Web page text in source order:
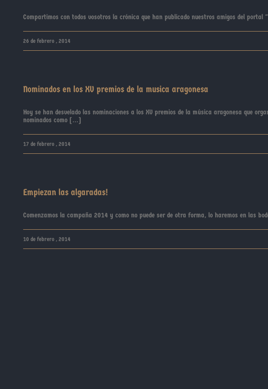
Compartimos con todos vosotros la crónica que han publicado nuestros amigos del
26 de febrero , 2014
Nominados en los XV premios de la musica aragonesa
Hoy se han desvelado las nominaciones a los XV premios de la música aragonesa que
nominados como [...]
17 de febrero , 2014
Empiezan las algaradas!
Comenzamos la campaña 2014 y como no puede ser de otra forma, lo haremos en las
10 de febrero , 2014